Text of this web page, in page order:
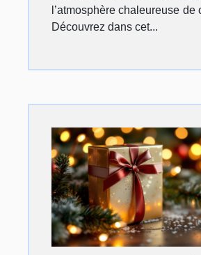
l’atmosphère chaleureuse de
Découvrez dans cet...